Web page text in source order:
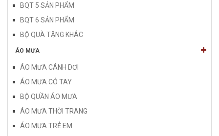
BQT 5 SẢN PHẨM
BQT 6 SẢN PHẨM
BỘ QUÀ TẶNG KHÁC
ÁO MƯA
ÁO MƯA CÁNH DƠI
ÁO MƯA CÓ TAY
BỘ QUẦN ÁO MƯA
ÁO MƯA THỜI TRANG
ÁO MƯA TRẺ EM